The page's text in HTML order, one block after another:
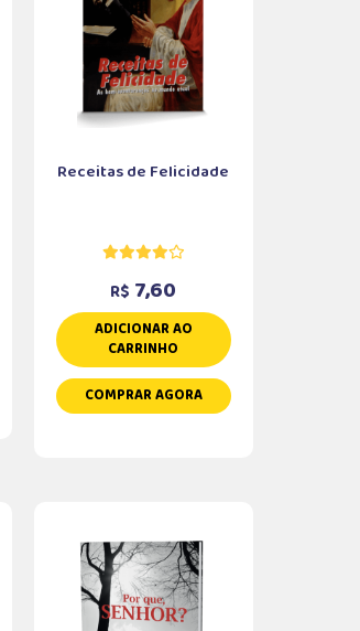
Receitas de Felicidade
R$ 7,60
ADICIONAR AO
CARRINHO
COMPRAR AGORA